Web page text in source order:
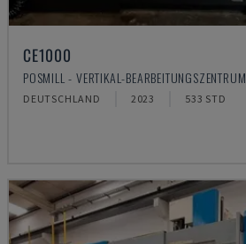
CE1000
POSMILL - VERTIKAL-BEARBEITUNGSZENTRUM
DEUTSCHLAND 2023 533 STD